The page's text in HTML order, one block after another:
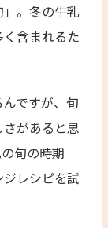
。冬の牛乳
含まれるた
んですが、旬
があると思
旬の時期
レシピを試